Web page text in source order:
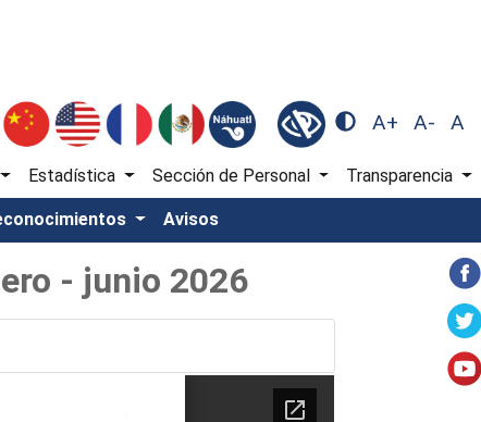
A+ A- A
Estadística Sección de Personal Transparencia
Avisos
- junio 2026